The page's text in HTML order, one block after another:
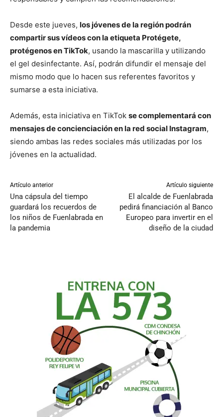
Desde este jueves, los jóvenes de la región podrán
compartir sus vídeos con la etiqueta Protégete,
protégenos en TikTok, usando la mascarilla y utilizando
el gel desinfectante. Así, podrán difundir el mensaje del
mismo modo que lo hacen sus referentes favoritos y
sumarse a esta iniciativa.
Además, esta iniciativa en TikTok se complementará con
mensajes de concienciación en la red social Instagram,
siendo ambas las redes sociales más utilizadas por los
jóvenes en la actualidad.
Artículo anterior
Una cápsula del tiempo
guardará los recuerdos de
los niños de Fuenlabrada en
la pandemia
Artículo siguiente
El alcalde de Fuenlabrada
pedirá financiación al Banco
Europeo para invertir en el
diseño de la ciudad